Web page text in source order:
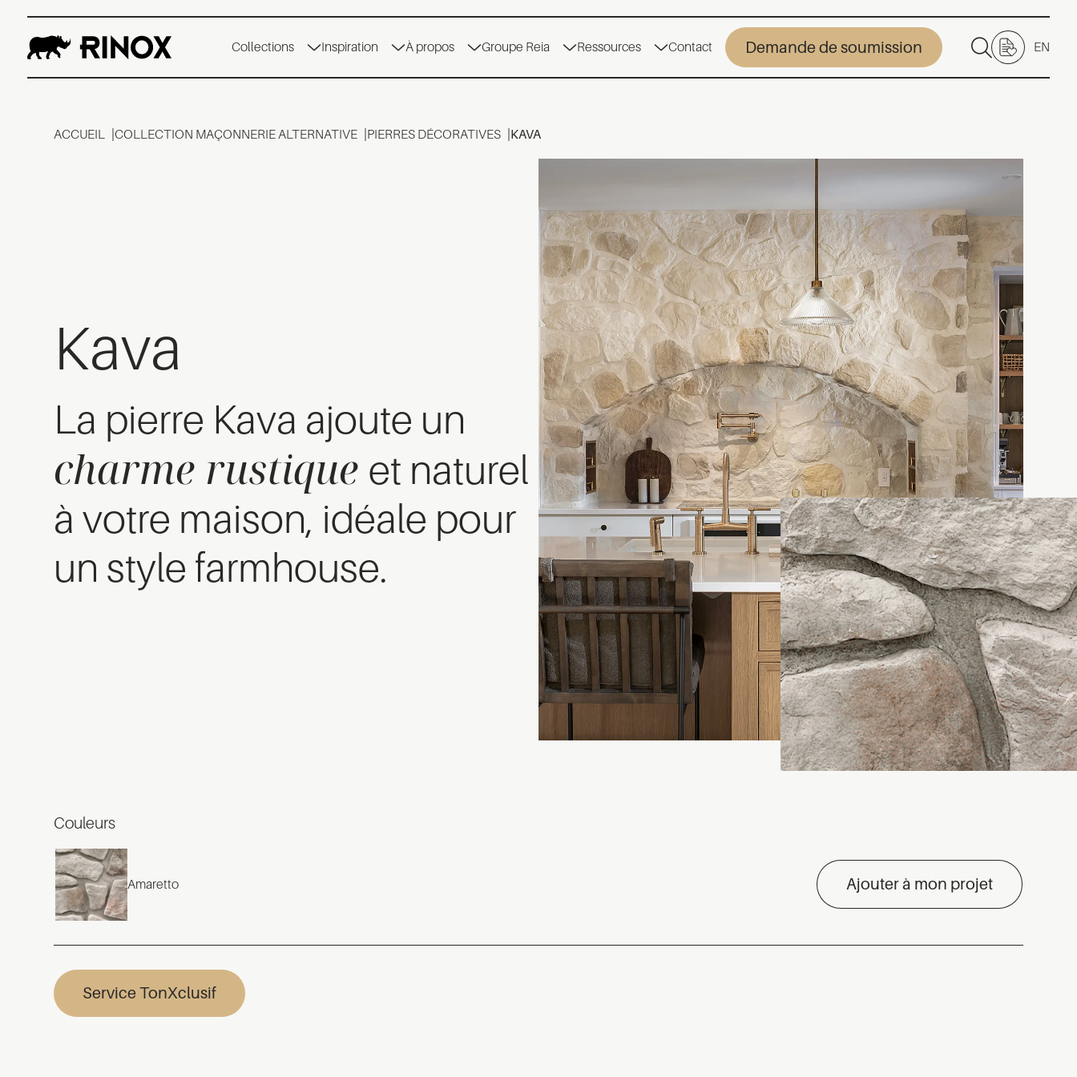
Collections Inspiration À propos Groupe Reia Ressources Contact Demande de soumission EN
ACCUEIL COLLECTION MAÇONNERIE ALTERNATIVE PIERRES DÉCORATIVES KAVA
Kava
La pierre Kava ajoute un
charme rustique et naturel
à votre maison, idéale pour
un style farmhouse.
Couleurs
Amaretto Ajouter à mon projet
Service TonXclusif